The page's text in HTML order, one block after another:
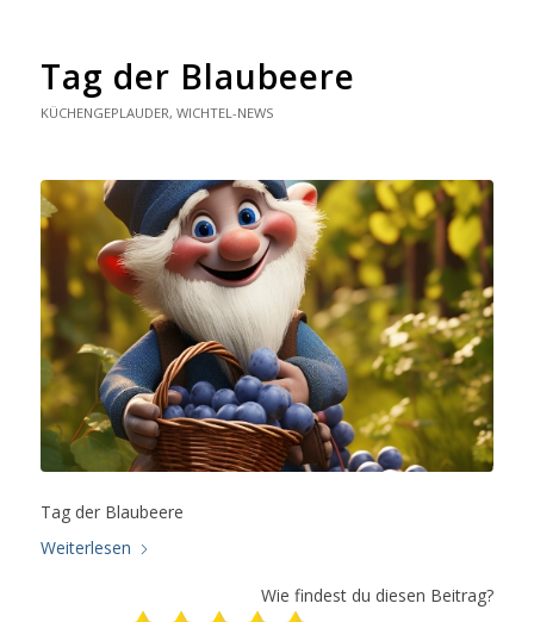
Tag der Blaubeere
KÜCHENGEPLAUDER, WICHTEL-NEWS
Tag der Blaubeere
Weiterlesen
Wie findest du diesen Beitrag?